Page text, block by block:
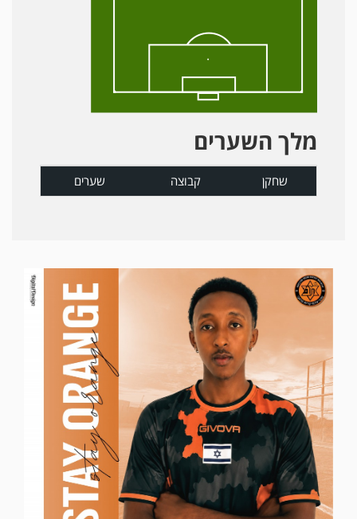
מלך השערים
שחקן קבוצה שערים